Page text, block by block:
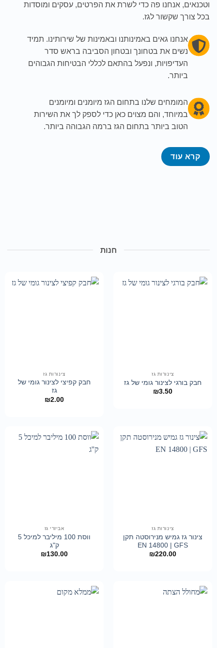
וטכנאים, אנחנו פה כדי לשרת את הפרטים, עסקים ומוסדות
בכל צורך שקשור לגז.
אנחנו גאים באמינותנו ובאמינות של שירותינו. תמיד
נשים את בטחונך ובטחון הסביבה בראש סדר
העדיפויות, ונפעל בהתאם לכללי הבטיחות הגבוהים
ביותר.
המומחים שלנו בתחום הגז מיומנים ומיומנים
במיוחד, והם מצוים כאן כדי לספק לך את השירות
הטוב ביותר בתחום הגז ברמה הגבוהה ביותר.
קרא עוד
חנות
צינורות גז
חבק בורגי לצינור גומי של גז
₪3.50
צינורות גז
חבק קפיצי לצינור גומי של
גז
₪2.00
צינורות גז
צינור גז גמיש מנירוסטה תקן
EN 14800 | GFS
₪220.00
אביזרי גז
ווסת 100 מיליבר למיכל 5
ק"ג
₪130.00